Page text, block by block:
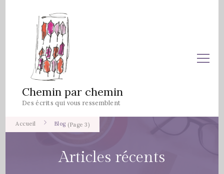
Chemin par chemin
Des écrits qui vous ressemblent
Accueil Blog(Page 3)
Articles récents